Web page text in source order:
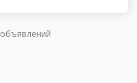
объявлений